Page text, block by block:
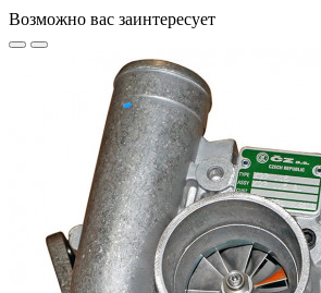
Возможно вас заинтересует